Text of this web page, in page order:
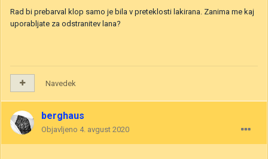
Rad bi prebarval klop samo je bila v preteklosti lakirana. Zanima me kaj
uporabljate za odstranitev lana?
Navedek
berghaus
Objavljeno 4. avgust 2020